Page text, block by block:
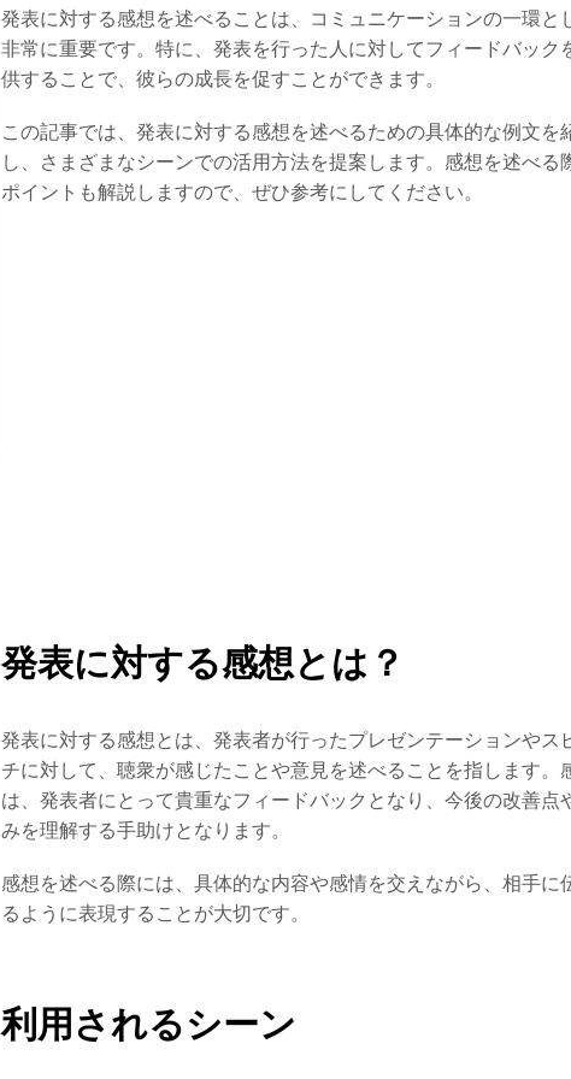
発表に対する感想を述べることは、コミュニケーションの一環と
非常に重要です。特に、発表を行った人に対してフィードバック
供することで、彼らの成長を促すことができます。
この記事では、発表に対する感想を述べるための具体的な例文を
し、さまざまなシーンでの活用方法を提案します。感想を述べる
ポイントも解説しますので、ぜひ参考にしてください。
発表に対する感想とは？
発表に対する感想とは、発表者が行ったプレゼンテーションやス
チに対して、聴衆が感じたことや意見を述べることを指します。
は、発表者にとって貴重なフィードバックとなり、今後の改善点
みを理解する手助けとなります。
感想を述べる際には、具体的な内容や感情を交えながら、相手に
るように表現することが大切です。
利用されるシーン